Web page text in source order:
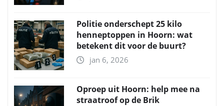
Politie onderschept 25 kilo
henneptoppen in Hoorn: wat
betekent dit voor de buurt?
jan 6, 2026
Oproep uit Hoorn: help mee na
straatroof op de Brik